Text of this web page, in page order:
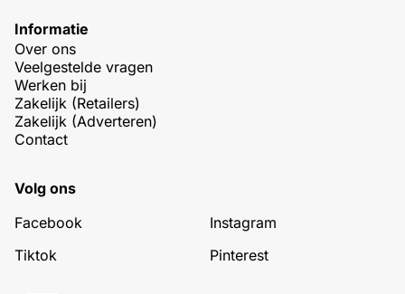
Informatie
Over ons
Veelgestelde vragen
Werken bij
Zakelijk (Retailers)
Zakelijk (Adverteren)
Contact
Volg ons
Facebook
Instagram
Tiktok
Pinterest